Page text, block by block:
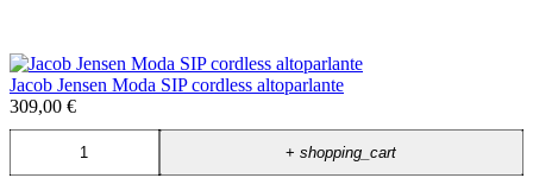
Jacob Jensen Moda SIP cordless altoparlante
309,00 €
+shopping_cart